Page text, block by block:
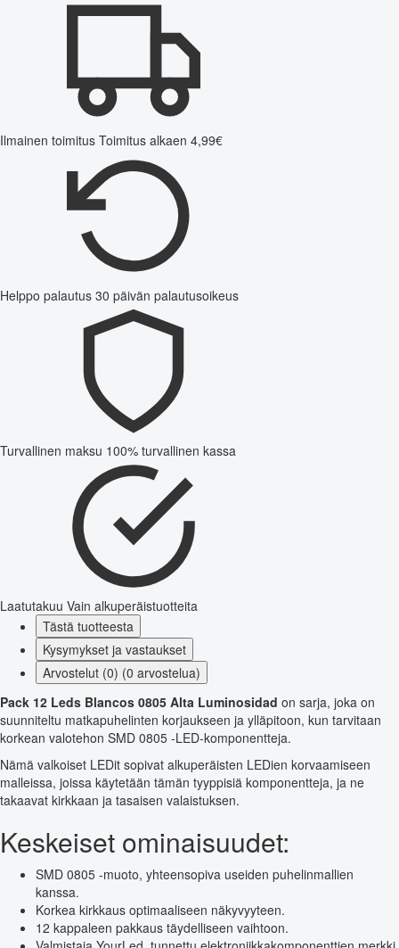
Ilmainen toimitus Toimitus alkaen 4,99€
Helppo palautus 30 päivän palautusoikeus
Turvallinen maksu 100% turvallinen kassa
Laatutakuu Vain alkuperäistuotteita
Tästä tuotteesta
Kysymykset ja vastaukset
Arvostelut (0) (0 arvostelua)
Pack 12 Leds Blancos 0805 Alta Luminosidad on sarja, joka on
suunniteltu matkapuhelinten korjaukseen ja ylläpitoon, kun tarvitaan
korkean valotehon SMD 0805 -LED-komponentteja.
Nämä valkoiset LEDit sopivat alkuperäisten LEDien korvaamiseen
malleissa, joissa käytetään tämän tyyppisiä komponentteja, ja ne
takaavat kirkkaan ja tasaisen valaistuksen.
Keskeiset ominaisuudet:
SMD 0805 -muoto, yhteensopiva useiden puhelinmallien
kanssa.
Korkea kirkkaus optimaaliseen näkyvyyteen.
12 kappaleen pakkaus täydelliseen vaihtoon.